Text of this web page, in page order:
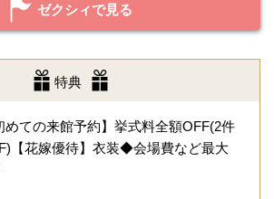
ゼクシィで見る
特典
めての来館予約】挙式料全額OFF(2件
【花嫁優待】衣装◆会場費など最大